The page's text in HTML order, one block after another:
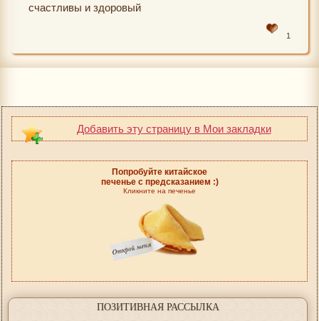
счастливы и здоровый
1
Добавить эту страницу в Мои закладки
Попробуйте китайское
печенье с предсказанием :)
Кликните на печенье
ПОЗИТИВНАЯ РАССЫЛКА